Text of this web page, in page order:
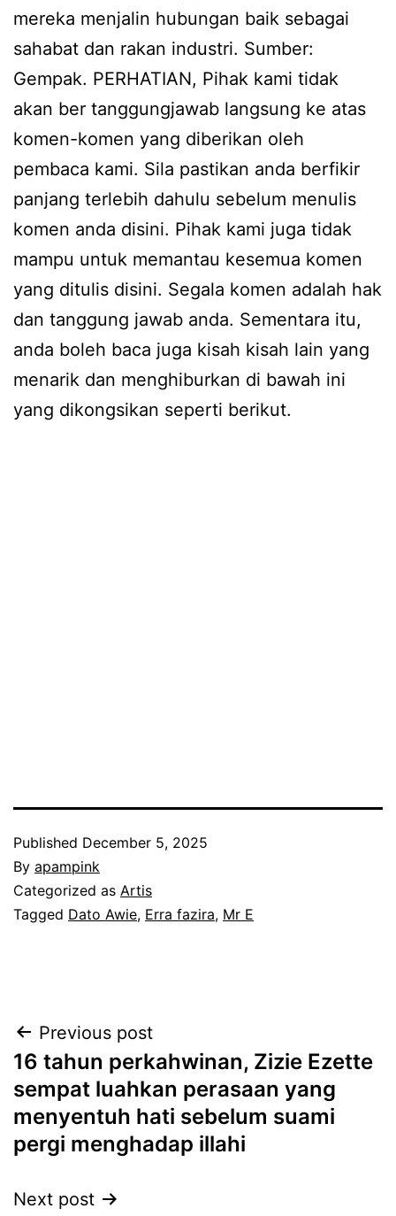
mereka menjalin hubungan baik sebagai
sahabat dan rakan industri. Sumber:
Gempak. PERHATIAN, Pihak kami tidak
akan ber tanggungjawab langsung ke atas
komen-komen yang diberikan oleh
pembaca kami. Sila pastikan anda berfikir
panjang terlebih dahulu sebelum menulis
komen anda disini. Pihak kami juga tidak
mampu untuk memantau kesemua komen
yang ditulis disini. Segala komen adalah hak
dan tanggung jawab anda. Sementara itu,
anda boleh baca juga kisah kisah lain yang
menarik dan menghiburkan di bawah ini
yang dikongsikan seperti berikut.
Published December 5, 2025
By apampink
Categorized as Artis
Tagged Dato Awie, Erra fazira, Mr E
Post
navigation
Previous post
16 tahun perkahwinan, Zizie Ezette
sempat luahkan perasaan yang
menyentuh hati sebelum suami
pergi menghadap illahi
Next post